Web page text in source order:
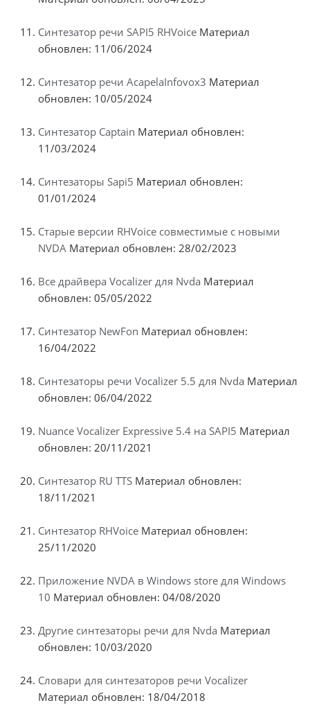
Синтезатор речи SAPI5 RHVoice Материал
обновлен: 11/06/2024
Синтезатор речи AcapelaInfovox3 Материал
обновлен: 10/05/2024
Синтезатор Captain Материал обновлен:
11/03/2024
Синтезаторы Sapi5 Материал обновлен:
01/01/2024
Старые версии RHVoice совместимые с новыми
NVDA Материал обновлен: 28/02/2023
Все драйвера Vocalizer для Nvda Материал
обновлен: 05/05/2022
Синтезатор NewFon Материал обновлен:
16/04/2022
Синтезаторы речи Vocalizer 5.5 для Nvda Материал
обновлен: 06/04/2022
Nuance Vocalizer Expressive 5.4 на SAPI5 Материал
обновлен: 20/11/2021
Синтезатор RU TTS Материал обновлен:
18/11/2021
Синтезатор RHVoice Материал обновлен:
25/11/2020
Приложение NVDA в Windows store для Windows
10 Материал обновлен: 04/08/2020
Другие синтезаторы речи для Nvda Материал
обновлен: 10/03/2020
Словари для синтезаторов речи Vocalizer
Материал обновлен: 18/04/2018